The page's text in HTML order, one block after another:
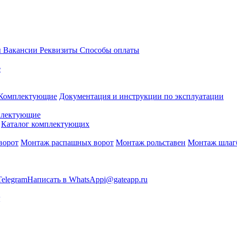
Вакансии Реквизиты Способы оплаты
Документация и инструкции по эксплуатации
Каталог комплектующих
Монтаж распашных ворот Монтаж рольставен Монтаж
Написать в WhatsAppi@gateapp.ru